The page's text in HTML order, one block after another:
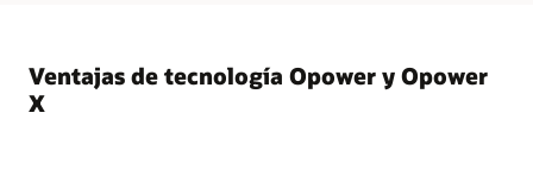
Ventajas de tecnología Opower y Opower
X